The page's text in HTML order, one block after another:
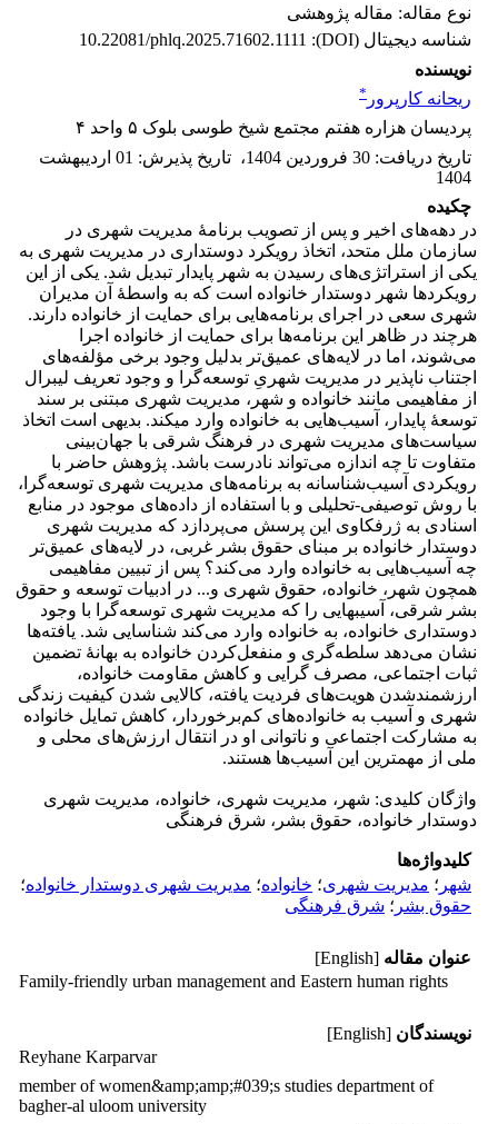
نوع مقاله: مقاله پژوهشی
شناسه دیجیتال (DOI):
10.22081/phlq.2025.71602.1111
نویسنده
ریحانه کارپرور *
پردیسان هزاره هفتم مجتمع شیخ طوسی بلوک ۵ واحد ۴
تاریخ دریافت: 30 فروردین 1404 ، تاریخ پذیرش:
01 اردیبهشت
1404
چکیده
در دهه‌های اخیر و پس از تصویب برنامۀ مدیریت شهری در
سازمان ملل متحد، اتخاذ رویکرد دوستداری در مدیریت شهری به
یکی از استراتژی‌های رسیدن به شهر پایدار تبدیل شد. یکی از این
رویکردها شهر دوستدار خانواده است که به واسطۀ آن مدیران
شهری سعی در اجرای برنامه‌هایی برای حمایت از خانواده‌ دارند.
هرچند در ظاهر این برنامه‌ها برای حمایت از خانواده‌ اجرا
می‌شوند، اما در لایه‌های عمیق‌تر بدلیل وجود برخی مؤلفه‌های
اجتناب ناپذیر در مدیریت شهریِ توسعه‌گرا و وجود تعریف لیبرال
از مفاهیمی مانند خانواده و شهر، مدیریت شهری مبتنی بر سند
توسعۀ پایدار، آسیب‌هایی به خانواده وارد میکند. بدیهی است اتخاذ
سیاست‌های مدیریت شهری در فرهنگ شرقی با جهان‌بینی
متفاوت تا چه اندازه می‌تواند نادرست باشد. پژوهش حاضر با
رویکردی آسیب‌شناسانه به برنامه‌های مدیریت شهری توسعه‌گرا،
با روش توصیفی-تحلیلی و با استفاده از داده‌های موجود در منابع
اسنادی به ژرفکاوی این پرسش می‌پردازد که مدیریت شهری
دوستدار خانواده بر مبنای حقوق بشر غربی، در لایه‌های عمیق‌تر
چه آسیب‌هایی به خانواده وارد می‌کند؟ پس از تبیین مفاهیمی
همچون شهر، خانواده، حقوق شهری و... در ادبیات توسعه و حقوق
بشر شرقی، آسیبهایی را که مدیریت شهری توسعه‌گرا با وجود
دوستداری خانواده، به خانواده وارد می‌کند شناسایی شد. یافته‌ها
نشان می‌دهد سلطه‌گری و منفعل‌کردن خانواده به بهانۀ تضمین
ثبات اجتماعی، مصرف گرایی و کاهش مقاومت خانواده،
ارزشمندشدن هویت‌های فردیت یافته، کالایی شدن کیفیت زندگی
شهری و آسیب به خانواده‌های کم‌برخوردار، کاهش تمایل خانواده
به مشارکت اجتماعی و ناتوانی او در انتقال ارزش‌های محلی و
ملی از مهمترین این آسیب‌ها هستند.
واژگان کلیدی: شهر، مدیریت شهری، خانواده، مدیریت شهری
دوستدار خانواده، حقوق بشر، شرق فرهنگی
کلیدواژه‌ها
شهر ؛ مدیریت شهری؛ خانواده؛ مدیریت شهری دوستدار خانواده؛
حقوق بشر ؛ شرق فرهنگی
عنوان مقاله [English]
Family-friendly urban management and Eastern human rights
نویسندگان [English]
Reyhane Karparvar
member of women&amp;amp;#039;s studies department of
bagher-al uloom university